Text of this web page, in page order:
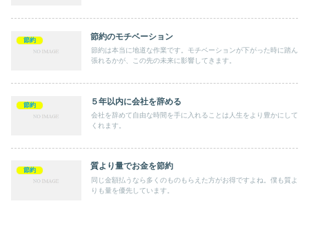
節約 節約のモチベーション
節約は本当に地道な作業です。モチベーションが下がった時に踏ん
張れるかが、この先の未来に影響してきます。
節約 ５年以内に会社を辞める
会社を辞めて自由な時間を手に入れることは人生をより豊かにして
くれます。
節約 質より量でお金を節約
同じ金額払うなら多くのものもらえた方がお得ですよね。僕も質よ
りも量を優先しています。